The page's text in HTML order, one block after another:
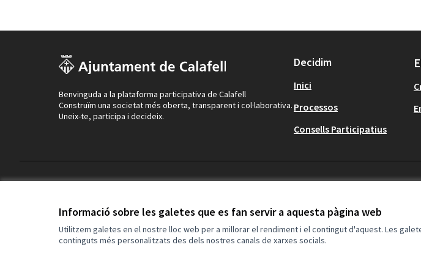
Informació sobre les galetes que es fan servir a aquesta pàgina web
Utilitzem galetes en el nostre lloc web per a millorar el rendiment i el contingut d'aquest. Les
continguts més personalitzats des dels nostres canals de xarxes socials.
Benvinguda a la plataforma participativa de Calafell
Construïm una societat més oberta, transparent i col·laborativa.
Uneix-te, participa i decideix.
Decidim
Inici
Processos
Consells Participatius
(Enllaç extern)